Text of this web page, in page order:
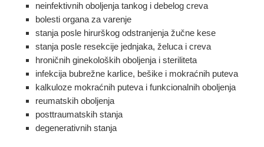
neinfektivnih oboljenja tankog i debelog creva
bolesti organa za varenje
stanja posle hirurškog odstranjenja žučne kese
stanja posle resekcije jednjaka, želuca i creva
hroničnih ginekoloških oboljenja i steriliteta
infekcija bubrežne karlice, bešike i mokraćnih puteva
kalkuloze mokraćnih puteva i funkcionalnih oboljenja
reumatskih oboljenja
posttraumatskih stanja
degenerativnih stanja